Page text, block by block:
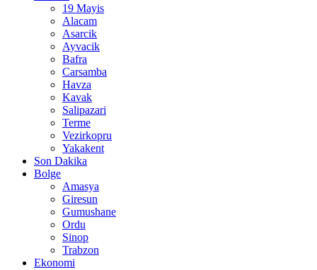
19 Mayis
Alacam
Asarcik
Ayvacik
Bafra
Carsamba
Havza
Kavak
Salipazari
Terme
Vezirkopru
Yakakent
Son Dakika
Bolge
Amasya
Giresun
Gumushane
Ordu
Sinop
Trabzon
Ekonomi